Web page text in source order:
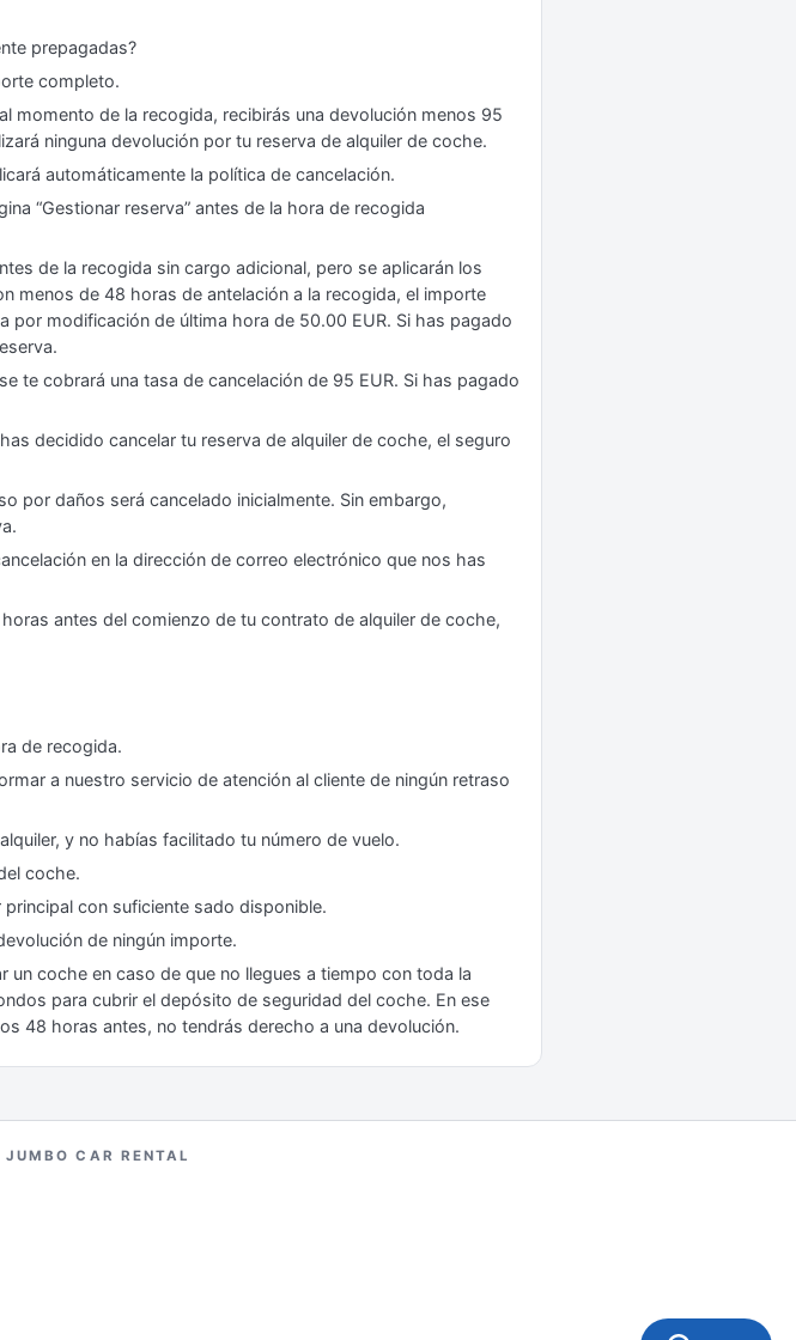
prepagadas?
completo.
momento de la recogida, recibirás una devolución menos 95
ninguna devolución por tu reserva de alquiler de coche.
automáticamente la política de cancelación.
“Gestionar reserva” antes de la hora de recogida
de la recogida sin cargo adicional, pero se aplicarán los
menos de 48 horas de antelación a la recogida, el importe
por modificación de última hora de 50.00 EUR. Si has pagado
te cobrará una tasa de cancelación de 95 EUR. Si has pagado
decidido cancelar tu reserva de alquiler de coche, el seguro
por daños será cancelado inicialmente. Sin embargo,
en la dirección de correo electrónico que nos has
antes del comienzo de tu contrato de alquiler de coche,
de recogida.
a nuestro servicio de atención al cliente de ningún retraso
y no habías facilitado tu número de vuelo.
coche.
con suficiente sado disponible.
de ningún importe.
un coche en caso de que no llegues a tiempo con toda la
para cubrir el depósito de seguridad del coche. En ese
48 horas antes, no tendrás derecho a una devolución.
JUMBO CAR RENTAL